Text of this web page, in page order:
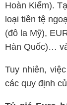
Hoàn Kiếm).
loại tiền tệ
(đô la Mỹ),
Hàn Quốc)…
Tuy nhiên,
các quy định